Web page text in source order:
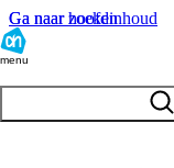
Ga naar hoofdinhoud
Ga naar zoeken
menu